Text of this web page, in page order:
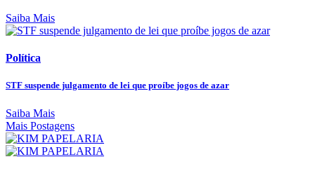
Saiba Mais
Política
STF suspende julgamento de lei que proíbe jogos de azar
Saiba Mais
Mais Postagens